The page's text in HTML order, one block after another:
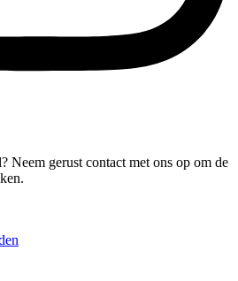
Neem gerust contact met ons op om de